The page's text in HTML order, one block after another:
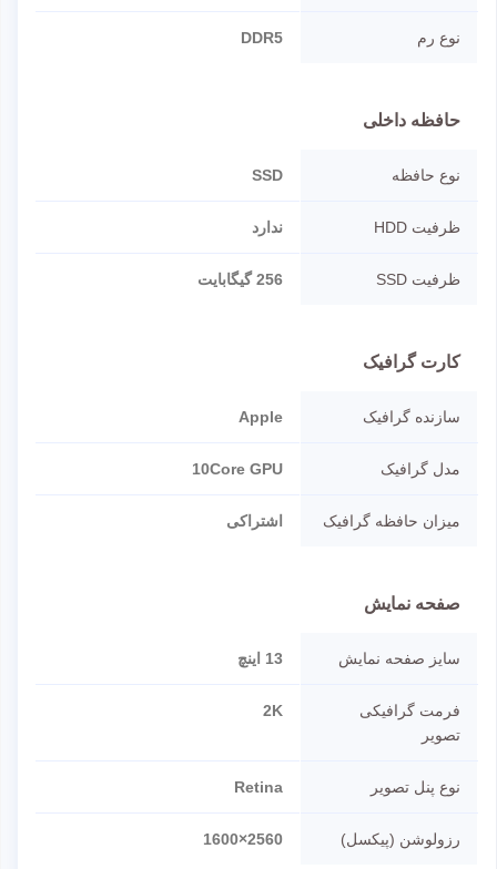
نوع رم DDR5
حافظه داخلی
نوع حافظه SSD
ظرفیت HDD ندارد
ظرفیت SSD 256 گیگابایت
کارت گرافیک
سازنده گرافیک Apple
مدل گرافیک 10Core GPU
میزان حافظه گرافیک اشتراکی
صفحه نمایش
سایز صفحه نمایش 13 اینچ
فرمت گرافیکی
تصویر
2K
نوع پنل تصویر Retina
رزولوشن (پیکسل) 2560×1600